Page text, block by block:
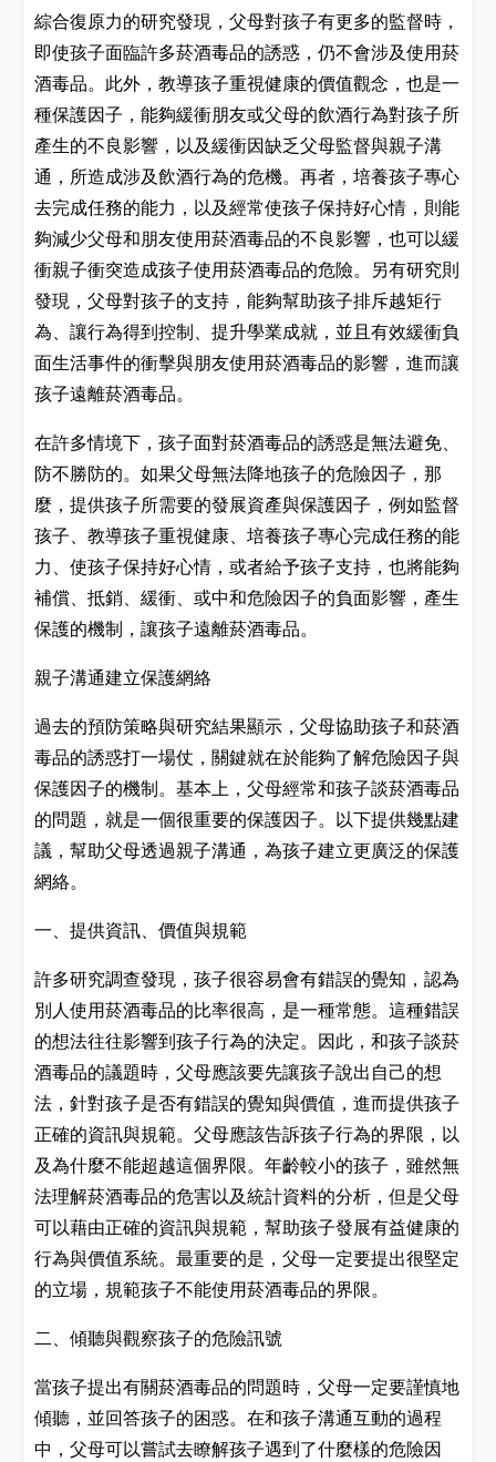
綜合復原力的研究發現，父母對孩子有更多的監督時，
即使孩子面臨許多菸酒毒品的誘惑，仍不會涉及使用菸
酒毒品。此外，教導孩子重視健康的價值觀念，也是一
種保護因子，能夠緩衝朋友或父母的飲酒行為對孩子所
產生的不良影響，以及緩衝因缺乏父母監督與親子溝
通，所造成涉及飲酒行為的危機。再者，培養孩子專心
去完成任務的能力，以及經常使孩子保持好心情，則能
夠減少父母和朋友使用菸酒毒品的不良影響，也可以緩
衝親子衝突造成孩子使用菸酒毒品的危險。另有研究則
發現，父母對孩子的支持，能夠幫助孩子排斥越矩行
為、讓行為得到控制、提升學業成就，並且有效緩衝負
面生活事件的衝擊與朋友使用菸酒毒品的影響，進而讓
孩子遠離菸酒毒品。
在許多情境下，孩子面對菸酒毒品的誘惑是無法避免、
防不勝防的。如果父母無法降地孩子的危險因子，那
麼，提供孩子所需要的發展資產與保護因子，例如監督
孩子、教導孩子重視健康、培養孩子專心完成任務的能
力、使孩子保持好心情，或者給予孩子支持，也將能夠
補償、抵銷、緩衝、或中和危險因子的負面影響，產生
保護的機制，讓孩子遠離菸酒毒品。
親子溝通建立保護網絡
過去的預防策略與研究結果顯示，父母協助孩子和菸酒
毒品的誘惑打一場仗，關鍵就在於能夠了解危險因子與
保護因子的機制。基本上，父母經常和孩子談菸酒毒品
的問題，就是一個很重要的保護因子。以下提供幾點建
議，幫助父母透過親子溝通，為孩子建立更廣泛的保護
網絡。
一、提供資訊、價值與規範
許多研究調查發現，孩子很容易會有錯誤的覺知，認為
別人使用菸酒毒品的比率很高，是一種常態。這種錯誤
的想法往往影響到孩子行為的決定。因此，和孩子談菸
酒毒品的議題時，父母應該要先讓孩子說出自己的想
法，針對孩子是否有錯誤的覺知與價值，進而提供孩子
正確的資訊與規範。父母應該告訴孩子行為的界限，以
及為什麼不能超越這個界限。年齡較小的孩子，雖然無
法理解菸酒毒品的危害以及統計資料的分析，但是父母
可以藉由正確的資訊與規範，幫助孩子發展有益健康的
行為與價值系統。最重要的是，父母一定要提出很堅定
的立場，規範孩子不能使用菸酒毒品的界限。
二、傾聽與觀察孩子的危險訊號
當孩子提出有關菸酒毒品的問題時，父母一定要謹慎地
傾聽，並回答孩子的困惑。在和孩子溝通互動的過程
中，父母可以嘗試去瞭解孩子遇到了什麼樣的危險因